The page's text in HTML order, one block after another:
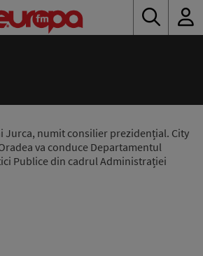
Jurca, numit consilier prezidențial. City
va conduce Departamentul
Publice din cadrul Administrației